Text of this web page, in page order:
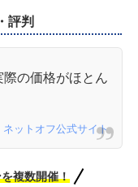
評判
の価格がほとん
ネットオフ公式サイト
複数開催！